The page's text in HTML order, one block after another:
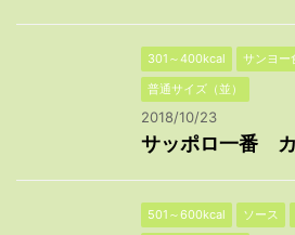
301～400kcal サンヨー
普通サイズ（並）
2018/10/23
サッポロ一番
501～600kcal ソース